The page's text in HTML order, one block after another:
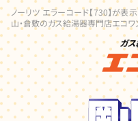
ノーリツ エラーコード【730】が
山・倉敷のガス給湯器専門店エコワ